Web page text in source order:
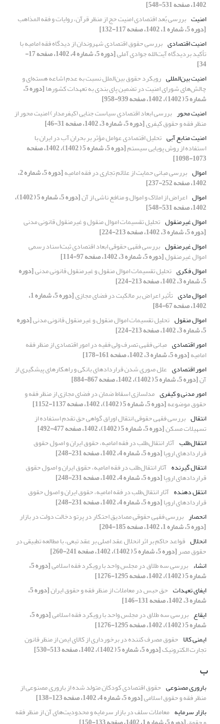
1402، صفحه 531-548]
امنیت بررسی بُعد اقتصادی امنیت حج از منظر قرآن، روایات و فقه المذاهب
[دوره 5، شماره 1، 1402، صفحه 117-132]
امنیت اقتصادی بررسی حقوق اقتصادی شهروندان از دیدگاه فقه امامیه با
تأکید بردیدگاه آیت‌الله جوادی آملی [دوره 5، شماره 4، 1402، صفحه 17-
34]
امنیت بین‌المللی رویکرد حقوق بین‌الملل نسبت به عدم اشاعه هسته‌ای و
چالش‌های شورای امنیت در تضمین پای بندی به تعهدات کشورها [دوره 5،
شماره 5 ( 1402)، 1402، صفحه 939-958]
امنیت محور بررسی ابعاد اقتصادی سیاست جنایی (کیفرمدار) امنیت محور از
منظر فقه و حقوق کیفری[دوره 5، شماره 3، 1402، صفحه 31-46]
امنیت منابع آبی تحلیل اقتصادی عوامل مؤثر بر بحران آب در ایران با
استفاده از روش پویایی سیستم [دوره 5، شماره 5 ( 1402)، 1402، صفحه
1073-1098]
اموال بررسی مبانی حمایت از علائم تجاری در فقه امامیه [دوره 5، شماره 2،
1402، صفحه 252-237]
اموال اعراض از املاک و اموال و منافع ناشی از آن [دوره 5، شماره 5 ( 1402)،
1402، صفحه 531-548]
اموال غیرمنقول تحلیل تقسیمات اموال منقول و غیرمنقول قانونی مدنی
[دوره 5، شماره 3، 1402، صفحه 213-224]
اموال غیرمنقول بررسی فقهی حقوقی ابعاد اقتصادی ثبت‌اسناد رسمی
اموال غیرمنقول[دوره 5، شماره 3، 1402، صفحه 97-114]
اموال فکری تحلیل تقسیمات اموال منقول و غیرمنقول قانونی مدنی[دوره
5، شماره 3، 1402، صفحه 213-224]
اموال مادی تأثیر اعراض بر مالکیت در فضای مجازی [دوره 5، شماره 1،
1402، صفحه 67-84]
اموال منقول تحلیل تقسیمات اموال منقول و غیرمنقول قانونی مدنی[دوره
5، شماره 3، 1402، صفحه 213-224]
امور اقتصادی مبانی فقهی تصرف ولی فقیه در امور اقتصادی از منظر فقه
امامیه[دوره 5، شماره 3، 1402، صفحه 161-178]
امور اقتصادی علل صوری شدن قراردادهای بانکی و راهکارهای پیشگیری از
آن[دوره 5، شماره 5 ( 1402)، 1402، صفحه 867-884]
امور مدنی و کیفری مدلسازی اسقاط ضمان در فضای مجازی از منظر فقه و
حقوق موضوعه[دوره 5، شماره 5 ( 1402)، 1402، صفحه 1137-1152]
انتقال بررسی فقهی حقوقی انتقال اوراق گواهی حق تقدم استفاده از
تسهیلات مسکن[دوره 5، شماره 5 ( 1402)، 1402، صفحه 477-492]
انتقال‌طلب آثار انتقال‌طلب در فقه امامیه، حقوق ایران و اصول حقوق
قراردادهای اروپا[دوره 5، شماره 4، 1402، صفحه 231-248]
انتقال گیرنده آثار انتقال‌طلب در فقه امامیه، حقوق ایران و اصول حقوق
قراردادهای اروپا[دوره 5، شماره 4، 1402، صفحه 231-248]
انتقل دهنده آثار انتقال‌طلب در فقه امامیه، حقوق ایران و اصول حقوق
قراردادهای اروپا[دوره 5، شماره 4، 1402، صفحه 231-248]
انحصار بررسی فقهی حقوقی مصادیق احتکار در پرتو دخالت دولت در بازار
[دوره 5، شماره 1، 1402، صفحه 185-204]
انحلال قواعد حاکم بر اثر انحلال عقد اصلی بر عقد تبعی، با مطالعه تطبیقی در
حقوق مصر[دوره 5، شماره 5 ( 1402)، 1402، صفحه 241-260]
انشاء بررسی سه طلاق در مجلس واحد با رویکرد فقه اسلامی [دوره 5،
شماره 5 ( 1402)، 1402، صفحه 1295-1276]
ایفای تعهدات حق حبس در معاملات از منظر فقه و حقوق ایران [دوره 5،
شماره 3، 1402، صفحه 131-146]
ایقاع بررسی سه طلاق در مجلس واحد با رویکرد فقه اسلامی [دوره 5،
شماره 5 ( 1402)، 1402، صفحه 1295-1276]
ایمنی کالا حقوق مصرف کننده در برخورداری از کالای ایمن از منظر قانون
تجارت الکترونیک[دوره 5، شماره 5 ( 1402)، 1402، صفحه 513-530]
ب
باروری مصنوعی حقوق اقتصادی کودکان متولد شده از باروری مصنوعی از
منظر فقه و حقوق اسلامی[دوره 5، شماره 4، 1402، صفحه 123-138]
بازار سرمایه معاملات سلف در بازار سرمایه و محدودیت‌های آن از منظر فقه